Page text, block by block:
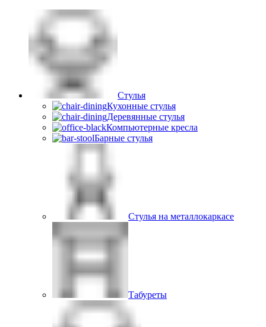
Стулья
Кухонные стулья
Деревянные стулья
Компьютерные кресла
Барные стулья
Стулья на металлокаркасе
Табуреты